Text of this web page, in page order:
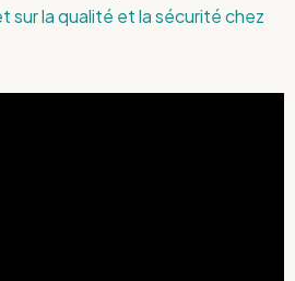
sur la qualité et la sécurité chez